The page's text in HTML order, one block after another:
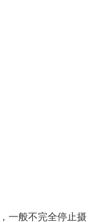
一般不完全停止摄